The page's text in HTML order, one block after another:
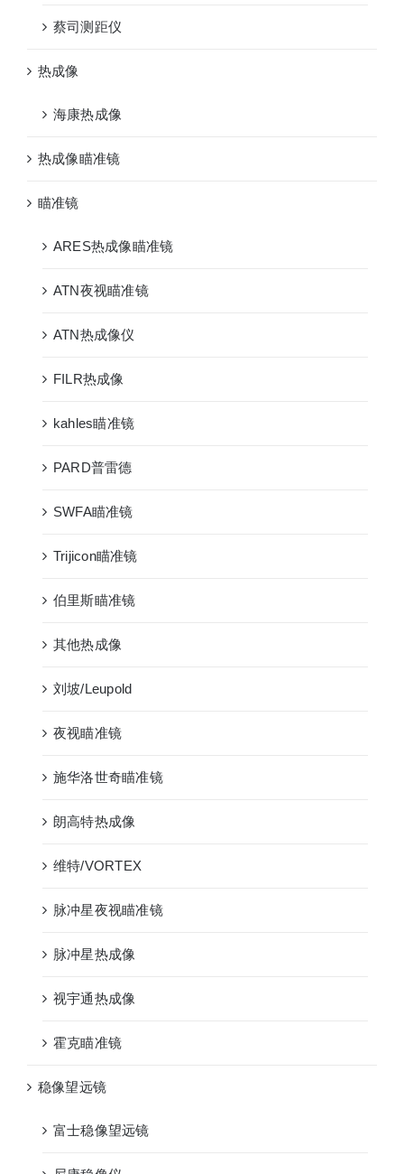
蔡司测距仪
热成像
海康热成像
热成像瞄准镜
瞄准镜
ARES热成像瞄准镜
ATN夜视瞄准镜
ATN热成像仪
FILR热成像
kahles瞄准镜
PARD普雷德
SWFA瞄准镜
Trijicon瞄准镜
伯里斯瞄准镜
其他热成像
刘坡/Leupold
夜视瞄准镜
施华洛世奇瞄准镜
朗高特热成像
维特/VORTEX
脉冲星夜视瞄准镜
脉冲星热成像
视宇通热成像
霍克瞄准镜
稳像望远镜
富士稳像望远镜